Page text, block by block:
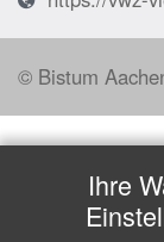
© Bistum
Ihre